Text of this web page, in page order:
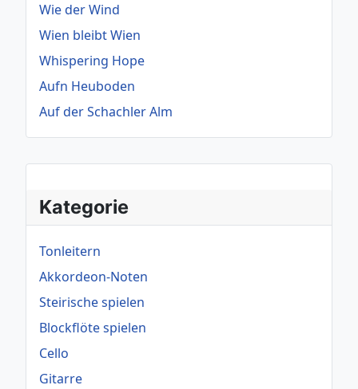
Kategorie
Tonleitern
Akkordeon-Noten
Steirische spielen
Blockflöte spielen
Cello
Gitarre
Wie der Wind
Wien bleibt Wien
Whispering Hope
Aufn Heuboden
Auf der Schachler Alm